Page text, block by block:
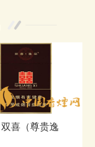
双喜（尊贵逸